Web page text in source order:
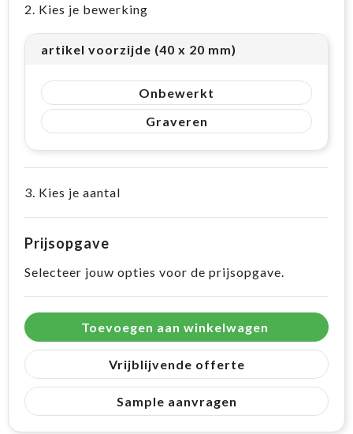
2. Kies je bewerking
artikel voorzijde (40 x 20 mm)
Onbewerkt
Graveren
3. Kies je aantal
Prijsopgave
Selecteer jouw opties voor de prijsopgave.
Toevoegen aan winkelwagen
Vrijblijvende offerte
Sample aanvragen